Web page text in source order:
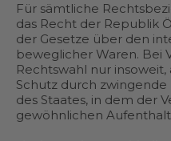
Für sämtliche
das Recht der Republik
der Gesetze über den
beweglicher Waren. Bei
Rechtswahl nur
Schutz durch
des Staates, in dem der
gewöhnlichen